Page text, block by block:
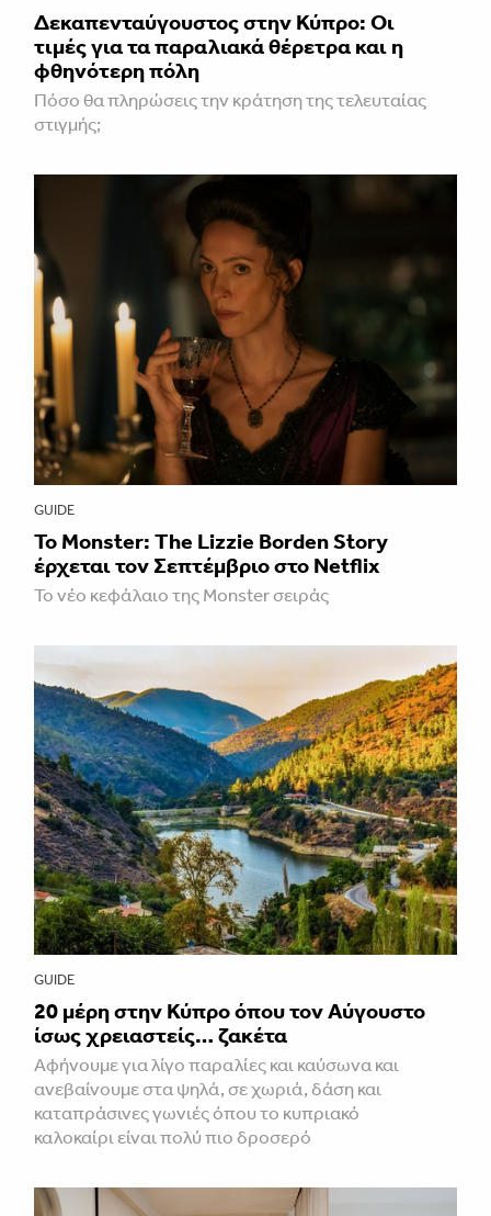
Δεκαπενταύγουστος στην Κύπρο: Οι
τιμές για τα παραλιακά θέρετρα και η
φθηνότερη πόλη
Πόσο θα πληρώσεις την κράτηση της τελευταίας
στιγμής;
GUIDE
Το Monster: The Lizzie Borden Story
έρχεται τον Σεπτέμβριο στο Netflix
Το νέο κεφάλαιο της Monster σειράς
GUIDE
20 μέρη στην Κύπρο όπου τον Αύγουστο
ίσως χρειαστείς… ζακέτα
Αφήνουμε για λίγο παραλίες και καύσωνα και
ανεβαίνουμε στα ψηλά, σε χωριά, δάση και
καταπράσινες γωνιές όπου το κυπριακό
καλοκαίρι είναι πολύ πιο δροσερό